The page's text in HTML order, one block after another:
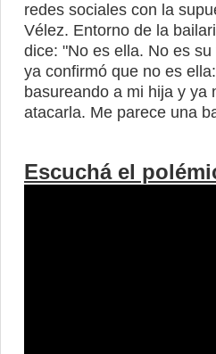
redes sociales con la
Vélez. Entorno de la
dice: "No es ella. No es
ya confirmó que no es
basureando a mi hija y ya
atacarla. Me parece una
Escuchá el